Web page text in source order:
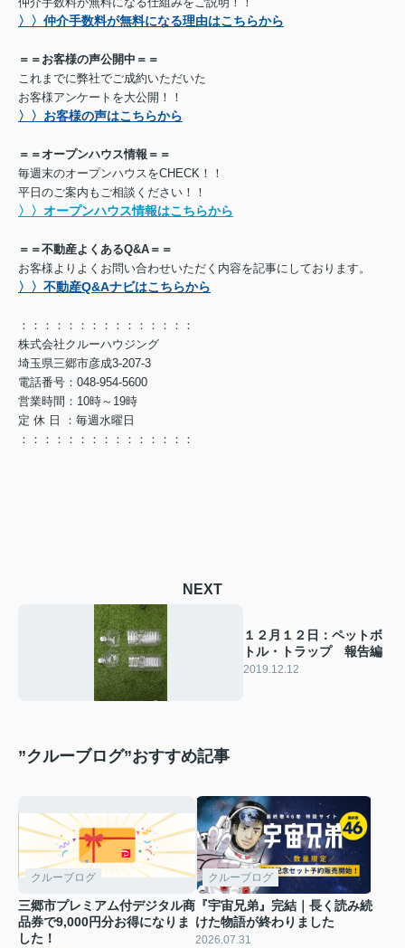
〉〉仲介手数料が無料になる理由はこちらから
＝＝お客様の声公開中＝＝
これまでに弊社でご成約いただいた
お客様アンケートを大公開！！
〉〉お客様の声はこちらから
＝＝オープンハウス情報＝＝
毎週末のオープンハウスをCHECK！！
平日のご案内もご相談ください！！
〉〉オープンハウス情報はこちらから
＝＝不動産よくあるQ&A＝＝
お客様よりよくお問い合わせいただく内容を記事にしております。
〉〉不動産Q&Aナビはこちらから
：：：：：：：：：：：：：：：
株式会社クルーハウジング
埼玉県三郷市彦成3-207-3
電話番号：048-954-5600
営業時間：10時～19時
定 休 日 ：毎週水曜日
：：：：：：：：：：：：：：：
NEXT
１２月１２日：ペットボ
トル・トラップ 報告編
2019.12.12
”クルーブログ”おすすめ記事
クルーブログ
三郷市プレミアム付デジタル商
品券で9,000円分お得になりま
した！
クルーブログ
『宇宙兄弟』完結｜長く読み続
けた物語が終わりました
2026.07.31